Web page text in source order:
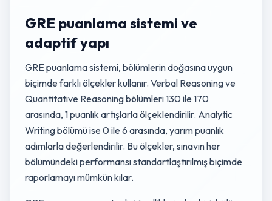
GRE puanlama sistemi ve
adaptif yapı
GRE puanlama sistemi, bölümlerin doğasına uygun
biçimde farklı ölçekler kullanır. Verbal Reasoning ve
Quantitative Reasoning bölümleri 130 ile 170
arasında, 1 puanlık artışlarla ölçeklendirilir. Analytic
Writing bölümü ise 0 ile 6 arasında, yarım puanlık
adımlarla değerlendirilir. Bu ölçekler, sınavın her
bölümündeki performansı standartlaştırılmış biçimde
raporlamayı mümkün kılar.